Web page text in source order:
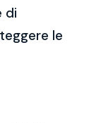
di
le